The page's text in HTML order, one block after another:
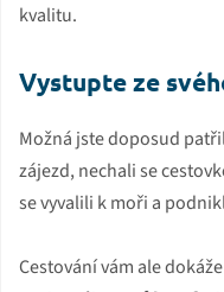
kvalitu.
Vystupte ze
Možná jste doposud
zájezd, nechali se
se vyvalili k moři a
Cestování vám ale